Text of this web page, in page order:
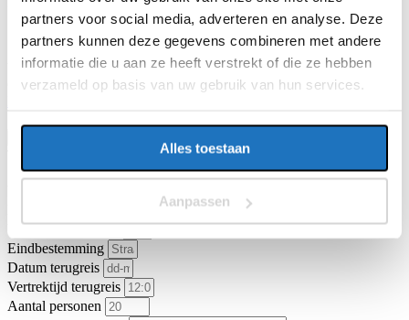
partners voor social media, adverteren en analyse. Deze
partners kunnen deze gegevens combineren met andere
informatie die u aan ze heeft verstrekt of die ze hebben
verzameld op basis van uw gebruik van hun services.
Alles toestaan
Aanpassen
Vragen of opmerkingen over uw reis
Ga je akkoord met dealgemene vervoer- en reisvoorwaarden van
Partybus
Touringcar
Vertrektijd heenreis
Eindbestemming
Datum terugreis
Vertrektijd terugreis
Aantal personen